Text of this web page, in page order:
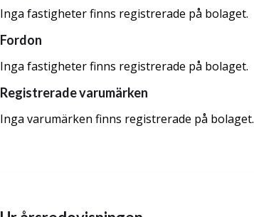
Inga fastigheter finns registrerade på bolaget.
Fordon
Inga fastigheter finns registrerade på bolaget.
Registrerade varumärken
Inga varumärken finns registrerade på bolaget.